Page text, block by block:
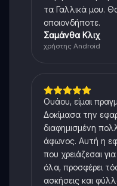
τα Γαλλικά μου.
οποιονδήποτε.
Σαμάνθα Κλιχ
χρήστης Android
Ουάου, είμαι
Δοκίμασα την
διαφημισμένη
άφωνος. Αυτή η
που χρειάζεσαι
όλα, προσφέρει
ασκήσεις και